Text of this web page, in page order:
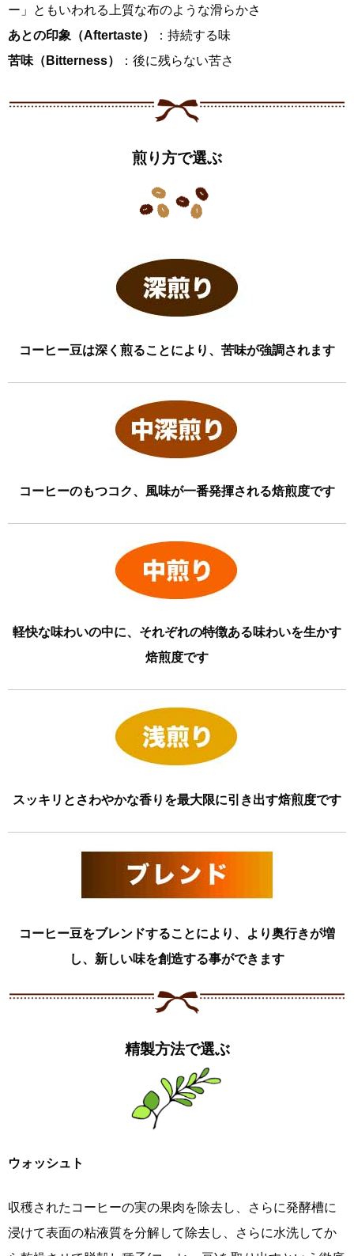
ー」ともいわれる上質な布のような滑らかさ
あとの印象（Aftertaste）
：持続する味
苦味（Bitterness）
：後に残らない苦さ
煎り方で選ぶ
コーヒー豆は深く煎ることにより、苦味が強調されます
コーヒーのもつコク、風味が一番発揮される焙煎度です
軽快な味わいの中に、それぞれの特徴ある味わいを生かす
焙煎度です
スッキリとさわやかな香りを最大限に引き出す焙煎度です
コーヒー豆をブレンドすることにより、より奥行きが増
し、新しい味を創造する事ができます
精製方法で選ぶ
ウォッシュト
収穫されたコーヒーの実の果肉を除去し、さらに発酵槽に
浸けて表面の粘液質を分解して除去し、さらに水洗してか